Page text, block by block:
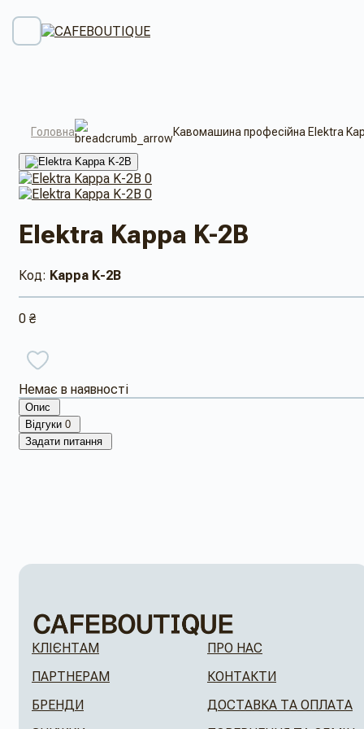
Головна Кавомашина професійна Elektra
Elektra Kappa K-2B
Код: Kappa K-2B
0 ₴
Немає в наявності
Опис
Відгуки 0
Задати питання
КЛІЄНТАМ
ПАРТНЕРАМ
БРЕНДИ
ПРО НАС
КОНТАКТИ
ДОСТАВКА ТА ОПЛАТА